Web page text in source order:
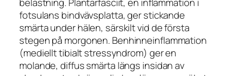
fotsulans bindvävsplatta, ger stickande
smärta under hälen, särskilt vid de första
stegen på morgonen. Benhinneinflammation
(mediellt tibialt stressyndrom) ger en
molande, diffus smärta längs insidan av